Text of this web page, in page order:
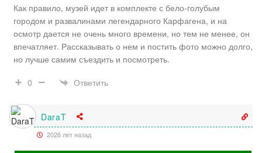
Как правило, музей идет в комплекте с бело-голубым
городом и развалинами легендарного Карфагена, и на
осмотр дается не очень много времени, но тем не менее, он
впечатляет. Рассказывать о нем и постить фото можно долго,
но лучше самим съездить и посмотреть.
0
Ответить
DaraT
2026 лет назад